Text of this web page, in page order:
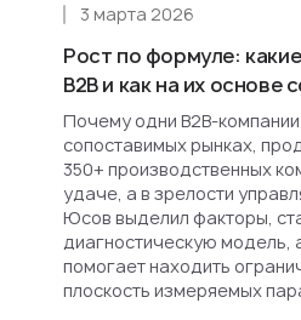
Рост по формуле:
B2B и как на их
3 марта 2026
Почему одни B2B-
сопоставимых рынках,
350+ производственных
удаче, а в зрелости
Юсов выделил факторы,
диагностическую модель,
помогает находить
плоскость измеряемых